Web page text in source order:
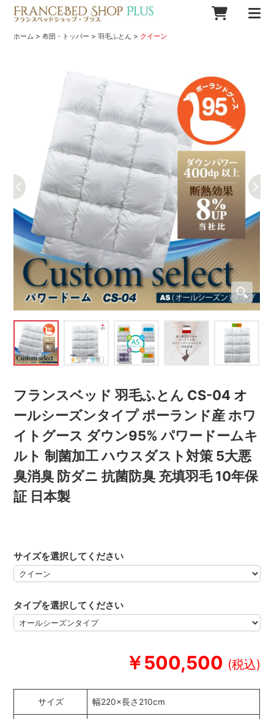
ホーム >布団・トッパー >羽毛ふとん > クイーン
フランスベッド 羽毛ふとん CS-04 オ
ールシーズンタイプ ポーランド産 ホワ
イトグース ダウン95% パワードームキ
ルト 制菌加工 ハウスダスト対策 5大悪
臭消臭 防ダニ 抗菌防臭 充填羽毛 10年保
証 日本製
￥500,500
サイズを選択してください
タイプを選択してください
サイズ 幅220×長さ210cm